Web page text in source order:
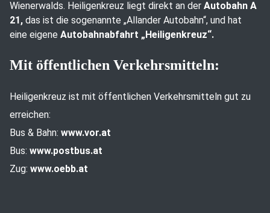
Wienerwalds. Heiligenkreuz liegt direkt an der Autobahn A
21, das ist die sogenannte „Allander Autobahn“, und hat
eine eigene Autobahnabfahrt „Heiligenkreuz“.
Mit öffentlichen Verkehrsmitteln:
Heiligenkreuz ist mit öffentlichen Verkehrsmitteln gut zu
erreichen:
Bus & Bahn: www.vor.at
Bus: www.postbus.at
Zug: www.oebb.at